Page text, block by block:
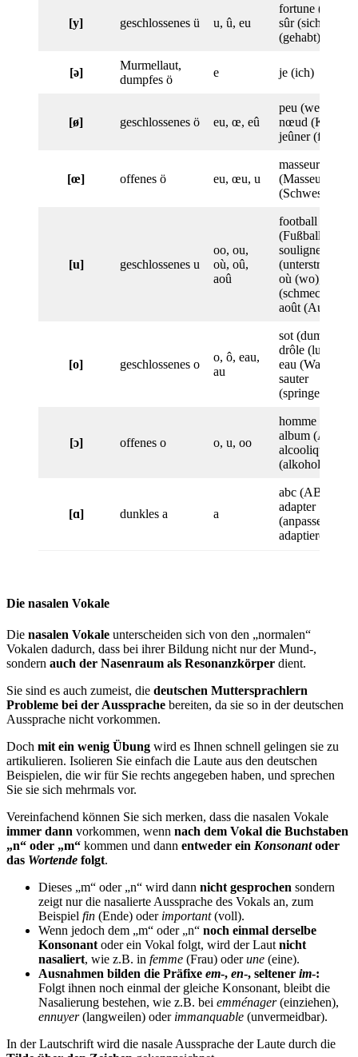
[y] geschlossenes ü u, û, eu
fortune
sûr (sicher), eu
(gehabt)
[ə]
Murmellaut,
dumpfes ö
e je (ich)
[ø] geschlossenes ö eu, œ, eû
peu (wenig),
nœud
jeûner (fasten)
[œ] offenes ö eu, œu, u
masseur
(Masseur),
(Schwester)
[u] geschlossenes u
oo, ou,
où, oû,
aoû
football
(Fußball),
souligner
où (wo), goûter
(schmecken),
août (August)
[o] geschlossenes o
o, ô, eau,
au
sot (dumm),
drôle (lustig),
eau (Wasser),
sauter
(springen)
[ɔ] offenes o o, u, oo
homme
album
alcoolique
(alkoholisch)
[ɑ] dunkles a a
abc (ABC),
adapter
(anpassen,
adaptieren)
Die nasalen Vokale
Die nasalen Vokale unterscheiden sich von den „normalen“
Vokalen dadurch, dass bei ihrer Bildung nicht nur der Mund-,
sondern auch der Nasenraum als Resonanzkörper dient.
Sie sind es auch zumeist, die deutschen Muttersprachlern
Probleme bei der Aussprache bereiten, da sie so in der deutschen
Aussprache nicht vorkommen.
Doch mit ein wenig Übung wird es Ihnen schnell gelingen sie zu
artikulieren. Isolieren Sie einfach die Laute aus den deutschen
Beispielen, die wir für Sie rechts angegeben haben, und sprechen
Sie sie sich mehrmals vor.
Vereinfachend können Sie sich merken, dass die nasalen Vokale
immer dann vorkommen, wenn nach dem Vokal die Buchstaben
„n“ oder „m“ kommen und dann entweder ein Konsonantoder
das Wortende folgt.
Dieses „m“ oder „n“ wird dann nicht gesprochen sondern
zeigt nur die nasalierte Aussprache des Vokals an, zum
Beispiel fin (Ende) oder important(voll).
Wenn jedoch dem „m“ oder „n“ noch einmal derselbe
Konsonantoder ein Vokal folgt, wird der Lautnicht
nasaliert, wie z.B. in femme (Frau) oderune (eine).
Ausnahmen bilden die Präfixe em-, en-, seltener im-:
Folgt ihnen noch einmal der gleiche Konsonant, bleibt die
Nasalierung bestehen, wie z.B. bei emménager(einziehen),
ennuyer(langweilen) oder immanquable (unvermeidbar).
In der Lautschrift wird die nasale Aussprache der Laute durch die